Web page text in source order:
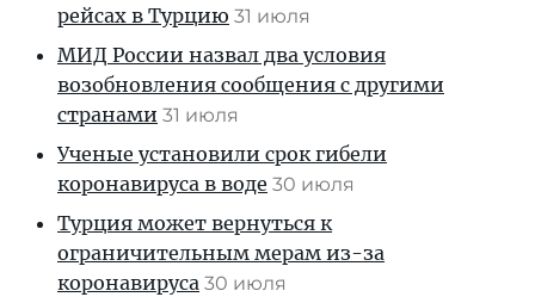
рейсах в Турцию 31 июля
МИД России назвал два условия
возобновления сообщения с другими
странами 31 июля
Ученые установили срок гибели
коронавируса в воде 30 июля
Турция может вернуться к
ограничительным мерам из-за
коронавируса 30 июля